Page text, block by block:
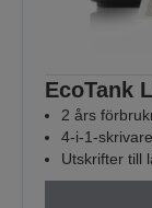
EcoTank
2 års
4-i-1-
Utskrifter till